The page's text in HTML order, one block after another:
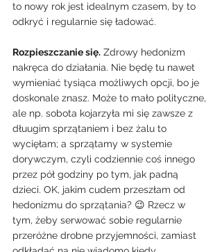
to nowy rok jest idealnym czasem, by to
odkryć i regularnie się ładować.
Rozpieszczanie się. Zdrowy hedonizm
nakręca do działania. Nie będę tu nawet
wymieniać tysiąca możliwych opcji, bo je
doskonale znasz. Może to mało polityczne,
ale np. sobota kojarzyła mi się zawsze z
dłuugim sprzątaniem i bez żalu to
wycięłam; a sprzątamy w systemie
dorywczym, czyli codziennie coś innego
przez pół godziny po tym, jak padną
dzieci. OK, jakim cudem przeszłam od
hedonizmu do sprzątania? 😉 Rzecz w
tym, żeby serwować sobie regularnie
przeróżne drobne przyjemności, zamiast